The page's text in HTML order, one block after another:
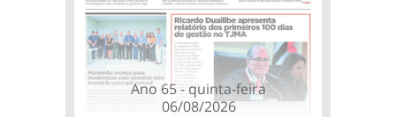
Ano 65 - quinta-feira
06/08/2026